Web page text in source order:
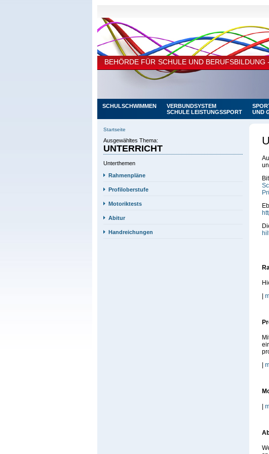
BEHÖRDE FÜR SCHULE UND BERUFSBILDUNG
SCHULSCHWIMMEN
VERBUNDSYSTEM
SCHULE LEISTUNGSSPORT
UND
SCHWERPUNKT
Startseite
Ausgewähltes Thema:
UNTERRICHT
Unterthemen
Rahmenpläne
Profiloberstufe
Motoriktests
Abitur
Handreichungen